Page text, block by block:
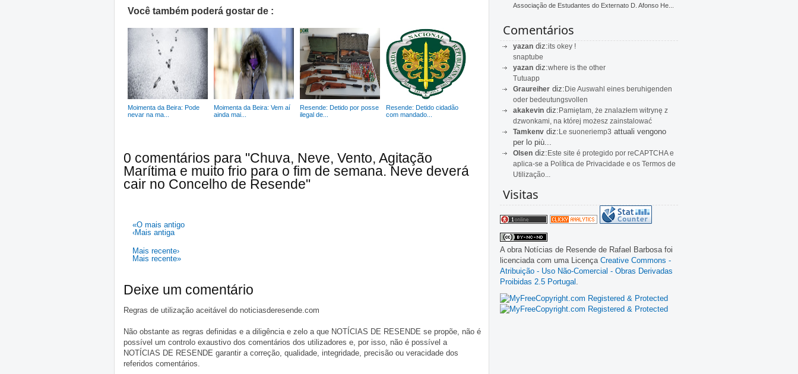
Você também poderá gostar de :
Moimenta da Beira: Pode
nevar na ma...
Moimenta da Beira: Vem aí
ainda mai...
Resende: Detido por posse
ilegal de...
Resende: Detido cidadão
com mandado...
0 comentários para "Chuva, Neve, Vento, Agitação
Marítima e muito frio para o fim de semana. Neve deverá
cair no Concelho de Resende"
«O mais antigo
‹Mais antiga
Mais recente›
Mais recente»
Deixe um comentário
Regras de utilização aceitável do noticiasderesende.com
Não obstante as regras definidas e a diligência e zelo a que NOTÍCIAS DE RESENDE se propõe, não é
possível um controlo exaustivo dos comentários dos utilizadores e, por isso, não é possível a
NOTÍCIAS DE RESENDE garantir a correção, qualidade, integridade, precisão ou veracidade dos
referidos comentários.
Associação de Estudantes do Externato D. Afonso He...
Comentários
yazan diz:its okey !
snaptube
yazan diz:where is the other
Tutuapp
Graureiher diz:Die Auswahl eines beruhigenden
oder bedeutungsvollen
akakevin diz:Pamiętam, że znalazłem witrynę z
dzwonkami, na której możesz zainstalować
Tamkenv diz:Le suoneriemp3 attuali vengono
per lo più...
Olsen diz:Este site é protegido por reCAPTCHA e
aplica-se a Política de Privacidade e os Termos de
Utilização...
Visitas
A obra Notícias de Resende de Rafael Barbosa foi
licenciada com uma Licença Creative Commons -
Atribuição - Uso Não-Comercial - Obras Derivadas
Proibidas 2.5 Portugal